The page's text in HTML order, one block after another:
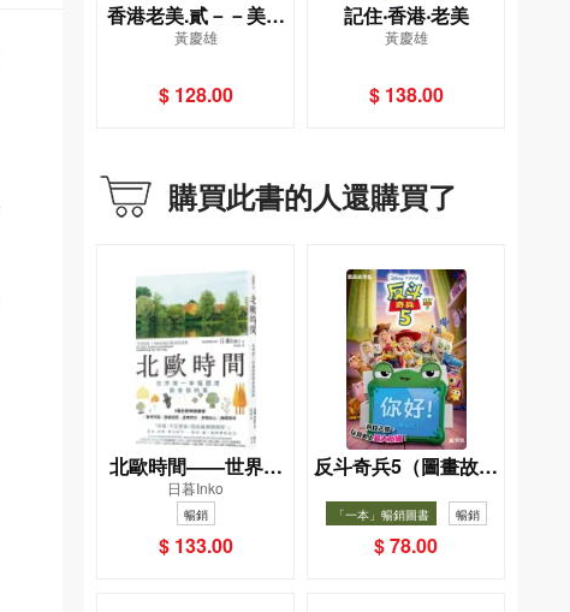
香港老美.貳－－美麗
的,留下來,傳下去。
黃慶雄
$ 128.00
記住‧香港‧老美
黃慶雄
$ 138.00
購買此書的人還購買了
北歐時間——世界第
一幸福國度教會我的
事
日暮Inko
暢銷
$ 133.00
反斗奇兵5（圖畫故事
版）
「一本」暢銷圖書 暢銷
$ 78.00